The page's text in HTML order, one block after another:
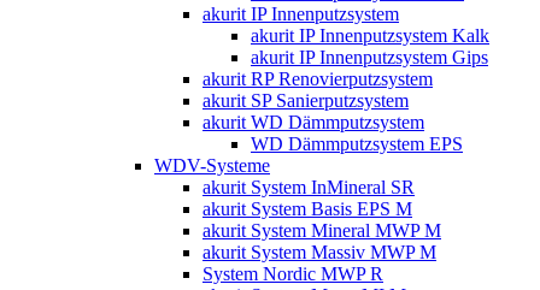
akurit IP Innenputzsystem
akurit IP Innenputzsystem Kalk
akurit IP Innenputzsystem Gips
akurit RP Renovierputzsystem
akurit SP Sanierputzsystem
akurit WD Dämmputzsystem
WD Dämmputzsystem EPS
WDV-Systeme
akurit System InMineral SR
akurit System Basis EPS M
akurit System Mineral MWP M
akurit System Massiv MWP M
System Nordic MWP R